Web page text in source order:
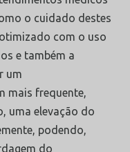
o cuidado destes
com o uso
e também a
um
mais frequente,
uma elevação do
podendo,
do